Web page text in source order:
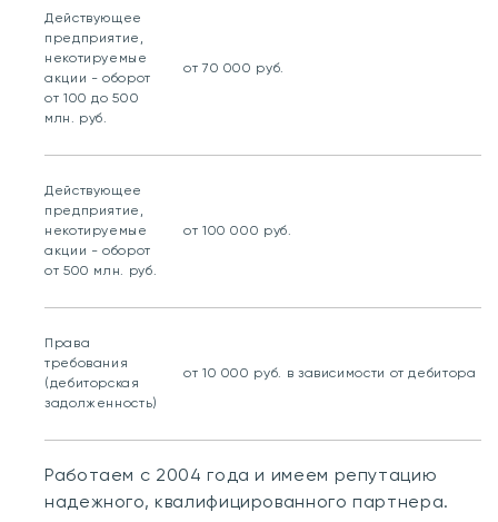
Действующее
предприятие,
некотируемые
акции - оборот
от 100 до 500
млн. руб.
от 70 000 руб.
Действующее
предприятие,
некотируемые
акции - оборот
от 500 млн. руб.
от 100 000 руб.
Права
требования
(дебиторская
задолженность)
от 10 000 руб. в зависимости от дебитора
Работаем с 2004 года и имеем репутацию
надежного, квалифицированного партнера.